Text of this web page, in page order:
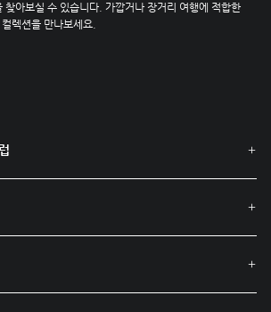
아보실 수 있습니다. 가깝거나 장거리 여행에 적합한
렉션을 만나보세요.